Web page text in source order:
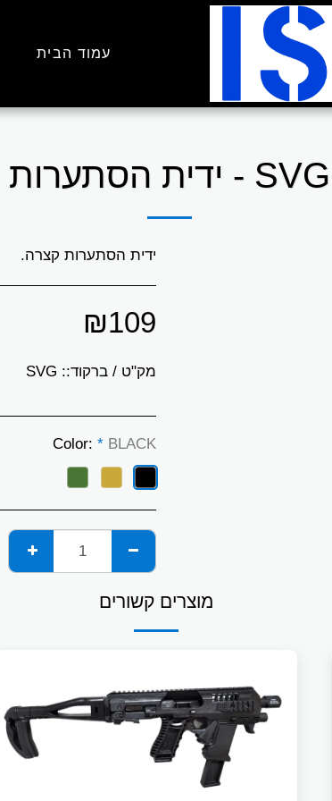
עמוד הבית
SVG - ידית הסתערות
ידית הסתערות קצרה.
₪109
מק"ט / ברקוד:: SVG
Color: * BLACK
מוצרים קשורים